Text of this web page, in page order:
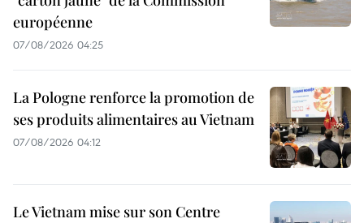
européenne
07/08/2026 04:25
La Pologne renforce la promotion de
ses produits alimentaires au Vietnam
07/08/2026 04:12
Le Vietnam mise sur son Centre